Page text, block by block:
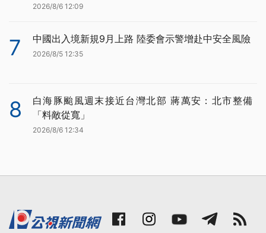
2026/8/6 12:09
7 中國出入境新規9月上路 陸委會示警增赴中安全風險
2026/8/5 12:35
8
白海豚颱風週末接近台灣北部 蔣萬安：北市整備
「料敵從寬」
2026/8/6 12:34